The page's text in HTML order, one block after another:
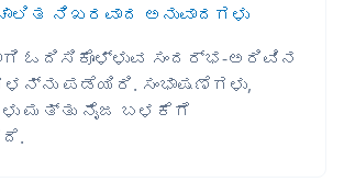
ನಿಖರವಾದ ಅನುವಾದಗಳು
ಓದಿಸಿಕೊಳ್ಳುವ ಸಂದರ್ಭ-ಅರಿವಿನ
ಪಡೆಯಿರಿ. ಸಂಭಾಷಣೆಗಳು,
ಮತ್ತು ನೈಜ ಬಳಕೆಗೆ